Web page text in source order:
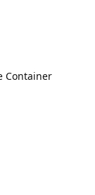
Container